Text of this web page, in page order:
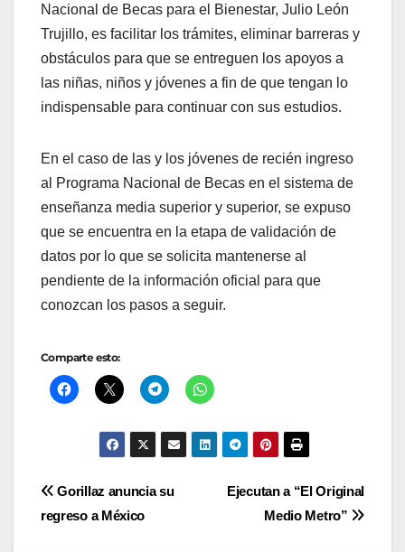
Nacional de Becas para el Bienestar, Julio León
Trujillo, es facilitar los trámites, eliminar barreras y
obstáculos para que se entreguen los apoyos a
las niñas, niños y jóvenes a fin de que tengan lo
indispensable para continuar con sus estudios.
En el caso de las y los jóvenes de recién ingreso
al Programa Nacional de Becas en el sistema de
enseñanza media superior y superior, se expuso
que se encuentra en la etapa de validación de
datos por lo que se solicita mantenerse al
pendiente de la información oficial para que
conozcan los pasos a seguir.
Comparte esto:
Navegación
de
Ejecutan a “El Original
Medio Metro”
Gorillaz anuncia su
regreso a México